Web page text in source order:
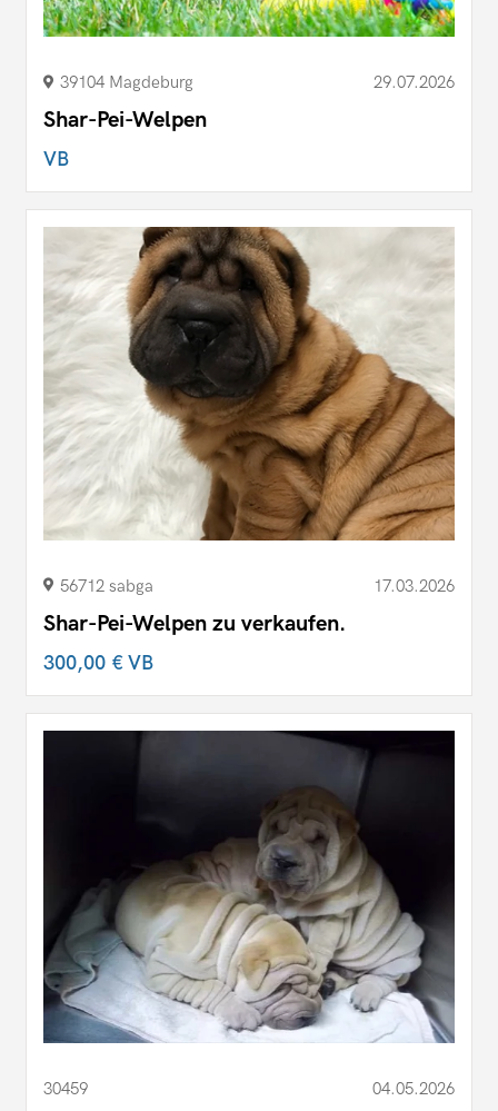
39104 Magdeburg 29.07.2026
Shar-Pei-Welpen
VB
56712 sabga 17.03.2026
Shar-Pei-Welpen zu verkaufen.
300,00 €VB
30459 04.05.2026